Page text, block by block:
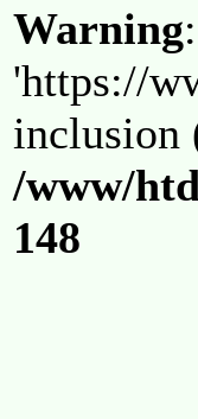
Warning
'https://
inclusion
/www/
148